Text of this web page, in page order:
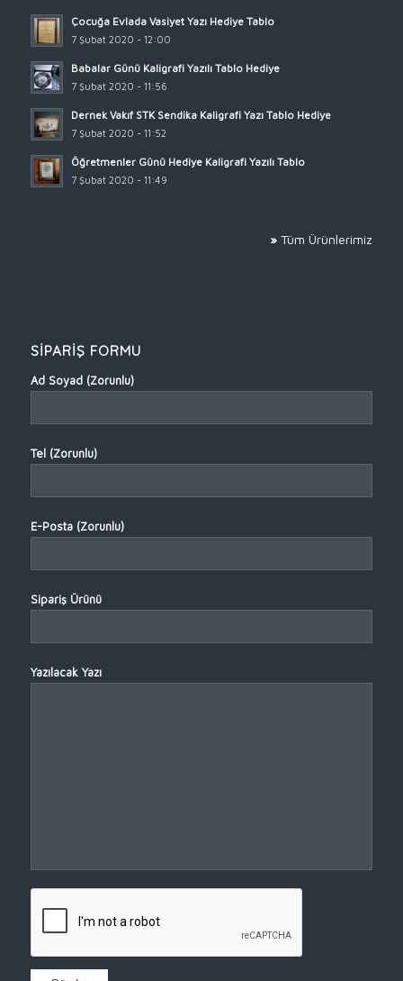
Çocuğa Evlada Vasiyet Yazı Hediye Tablo
7 Şubat 2020 - 12:00
Babalar Günü Kaligrafi Yazılı Tablo Hediye
7 Şubat 2020 - 11:56
Dernek Vakıf STK Sendika Kaligrafi Yazı Tablo Hediye
7 Şubat 2020 - 11:52
Öğretmenler Günü Hediye Kaligrafi Yazılı Tablo
7 Şubat 2020 - 11:49
» Tüm Ürünlerimiz
SİPARİŞ FORMU
Ad Soyad (Zorunlu)
Tel (Zorunlu)
E-Posta (Zorunlu)
Sipariş Ürünü
Yazılacak Yazı